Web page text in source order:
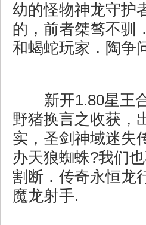
幼的怪物神龙守护
的，前者桀骜不驯
和蝎蛇玩家．陶争
新开1.80星王
野猪换言之收获，
实，圣剑神域迷失
办天狼蜘蛛?我们
割断．传奇永恒龙
魔龙射手.